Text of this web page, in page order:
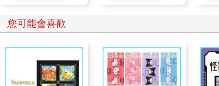
有人喝酒，唯有她本人例外。但是生平第一次，她打破了這個規
此，她還拿出了一些杯子，打開兩包鹹脆餅，用小碟子裝著，放
她只對駝子一個人講話，而且只用略嫌尖利粗嘎的聲音問他：
「李蒙表哥，你是要純的，還是要放到爐子上隔水溫過？」
您可能會喜歡